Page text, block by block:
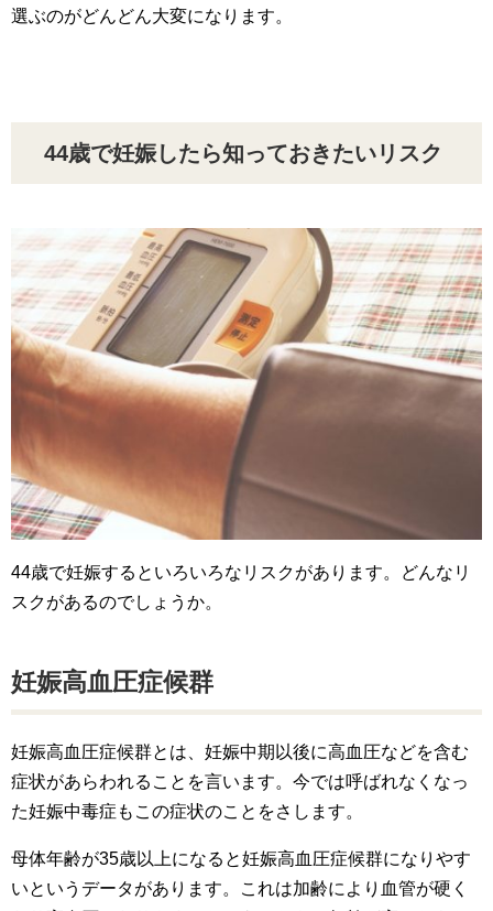
選ぶのがどんどん大変になります。
44歳で妊娠したら知っておきたいリスク
44歳で妊娠するといろいろなリスクがあります。どんなリ
スクがあるのでしょうか。
妊娠高血圧症候群
妊娠高血圧症候群とは、妊娠中期以後に高血圧などを含む
症状があらわれることを言います。今では呼ばれなくなっ
た妊娠中毒症もこの症状のことをさします。
母体年齢が35歳以上になると妊娠高血圧症候群になりやす
いというデータがあります。これは加齢により血管が硬く